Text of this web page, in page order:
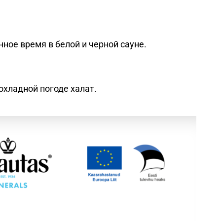
время в белой и черной сауне.
погоде халат.